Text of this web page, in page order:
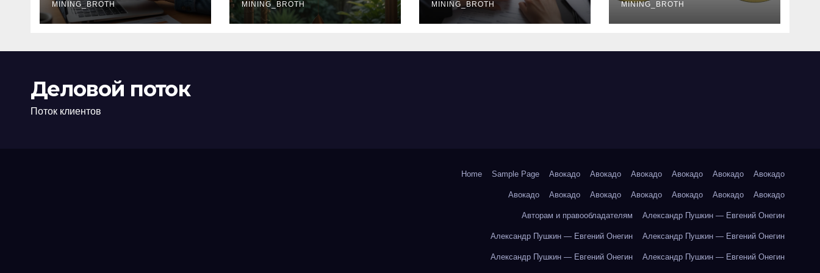
офис: порядок,
требования и
MINING_BROTH
колокольчиков
MINING_BROTH
ставки и
требования к
MINING_BROTH
руководство
MINING_BROTH
Деловой поток
Поток клиентов
Home Sample Page Авокадо Авокадо Авокадо Авокадо Авокадо Авокадо
Авокадо Авокадо Авокадо Авокадо Авокадо Авокадо Авокадо
Авторам и правообладателям Александр Пушкин — Евгений Онегин
Александр Пушкин — Евгений Онегин Александр Пушкин — Евгений Онегин
Александр Пушкин — Евгений Онегин Александр Пушкин — Евгений Онегин